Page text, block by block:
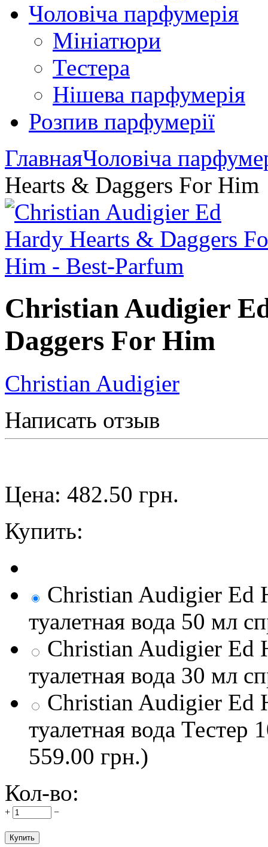
Чоловіча парфумерія
Мініатюри
Тестера
Нішева парфумерія
Розпив парфумерії
ГлавнаяЧоловіча
Hearts & Daggers For Him
Christian Audigier
Daggers For Him
Christian Audigier
Написать отзыв
Цена: 482.50 грн.
Купить:
Christian Audigier Ed
туалетная вода 50 мл
Christian Audigier Ed
туалетная вода 30 мл
Christian Audigier Ed
туалетная вода
559.00 грн.)
Кол-во:
+ −